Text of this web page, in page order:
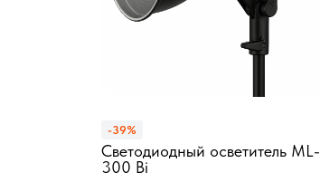
-39%
Светодиодный осветитель ML-
300 Bi